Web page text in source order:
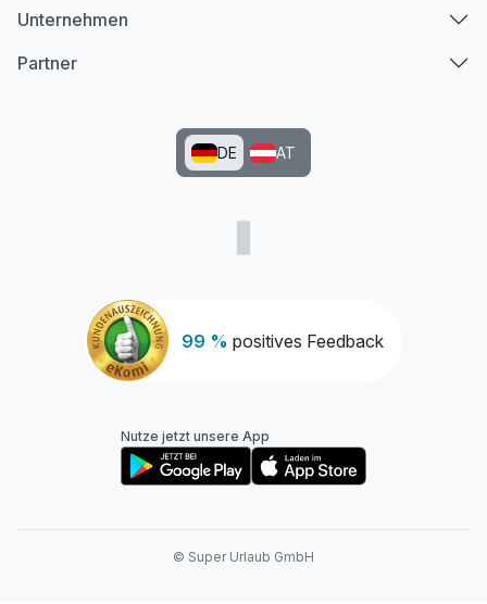
99 % positives Feedback
Unternehmen
Partner
DE AT
Nutze jetzt unsere App
© Super Urlaub GmbH